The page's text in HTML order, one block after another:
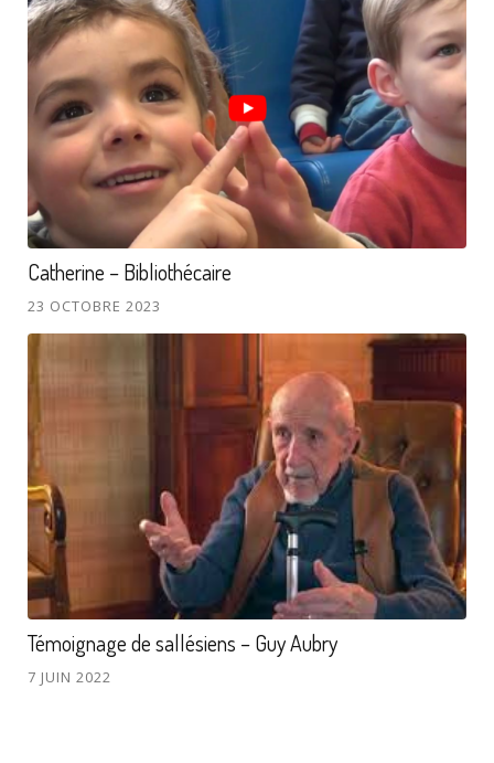
Catherine – Bibliothécaire
23 OCTOBRE 2023
Témoignage de sallésiens – Guy Aubry
7 JUIN 2022